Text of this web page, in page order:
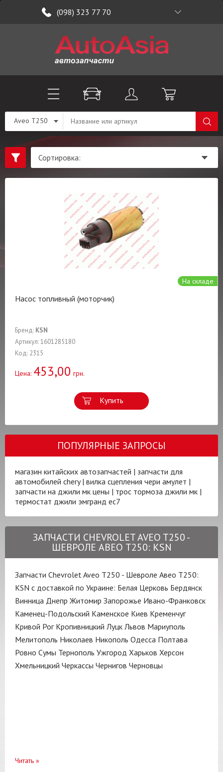
(098) 323 77 70
Aveo T250
На складе
Насос топливный (моторчик)
Бренд: KSN
Артикул: 1601285180
Код: 2315
Цена: 453,00 грн.
Купить
ПОПУЛЯРНЫЕ ЗАПРОСЫ
магазин китайских автозапчастей | запчасти для
автомобилей chery| вилка сцепления чери амулет |
запчасти на джили мк цены | трос тормоза джили мк |
термостат джили эмгранд ес7
ЗАПЧАСТИ CHEVROLET AVEO T250 -
ШЕВРОЛЕ АВЕО Т250: KSN
Запчасти Chevrolet Aveo T250 - Шевроле Авео Т250:
KSN с доставкой по Украине: Белая Церковь Бердянск
Винница Днепр Житомир Запорожье Ивано-Франковск
Каменец-Подольский Каменское Киев Кременчуг
Кривой Рог Кропивницкий Луцк Львов Мариуполь
Мелитополь Николаев Никополь Одесса Полтава
Ровно Сумы Тернополь Ужгород Харьков Херсон
Хмельницкий Черкассы Чернигов Черновцы
Читать »